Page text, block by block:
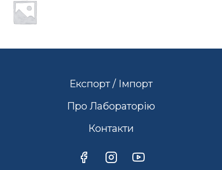
Експорт / Імпорт
Про Лабораторію
Контакти